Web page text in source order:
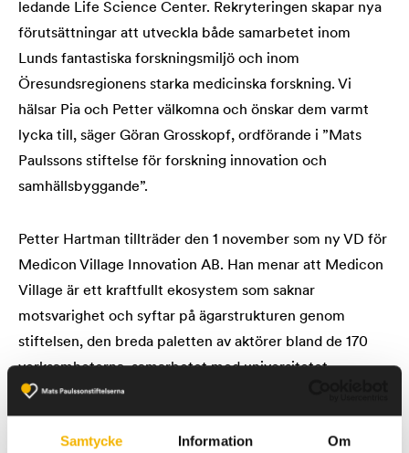
Samtycke Information Om
ledande Life Science Center. Rekryteringen skapar nya
förutsättningar att utveckla både samarbetet inom
Lunds fantastiska forskningsmiljö och inom
Öresundsregionens starka medicinska forskning. Vi
hälsar Pia och Petter välkomna och önskar dem varmt
lycka till, säger Göran Grosskopf, ordförande i ”Mats
Paulssons stiftelse för forskning innovation och
samhällsbyggande”.
Petter Hartman tillträder den 1 november som ny VD för
Medicon Village Innovation AB. Han menar att Medicon
Village är ett kraftfullt ekosystem som saknar
motsvarighet och syftar på ägarstrukturen genom
stiftelsen, den breda paletten av aktörer bland de 170
verksamheterna, samarbetet med universitetet,
regionen och kommunen samt närheten till de
världsledande forskningsanläggningarna Max IV och ESS.
En viktig utmaning blir att i nära samverkan med övriga